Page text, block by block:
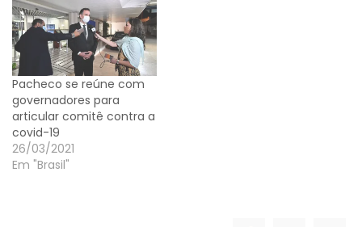
Pacheco se reúne com
governadores para
articular comitê contra a
covid-19
26/03/2021
Em "Brasil"